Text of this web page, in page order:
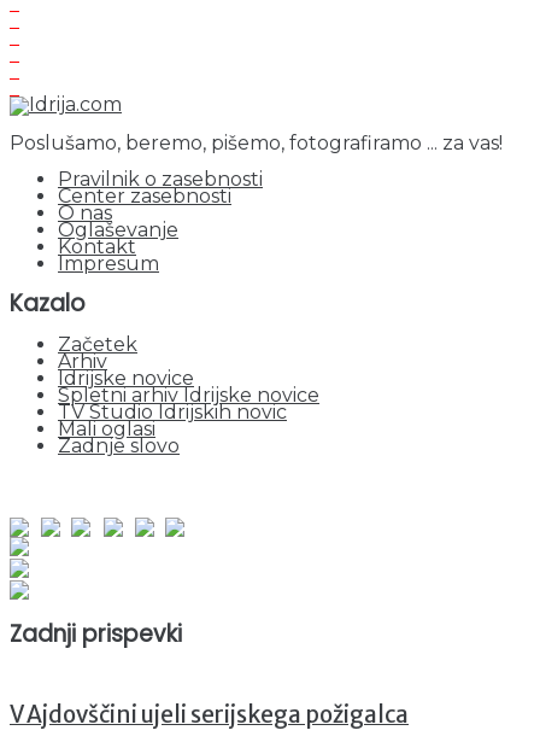
Poslušamo, beremo, pišemo, fotografiramo ... za vas!
Pravilnik o zasebnosti
Center zasebnosti
O nas
Oglaševanje
Kontakt
Impresum
Kazalo
Začetek
Arhiv
Idrijske novice
Spletni arhiv Idrijske novice
TV Studio Idrijskih novic
Mali oglasi
Zadnje slovo
Zadnji prispevki
V Ajdovščini ujeli serijskega požigalca